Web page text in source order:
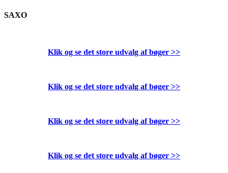
SAXO
Klik og se det store udvalg af bøger >>
Klik og se det store udvalg af bøger >>
Klik og se det store udvalg af bøger >>
Klik og se det store udvalg af bøger >>